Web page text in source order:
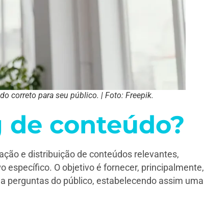
correto para seu público. | Foto: Freepik.
conteúdo?
e distribuição de conteúdos relevantes,
específico. O objetivo é fornecer, principalmente,
perguntas do público, estabelecendo assim uma